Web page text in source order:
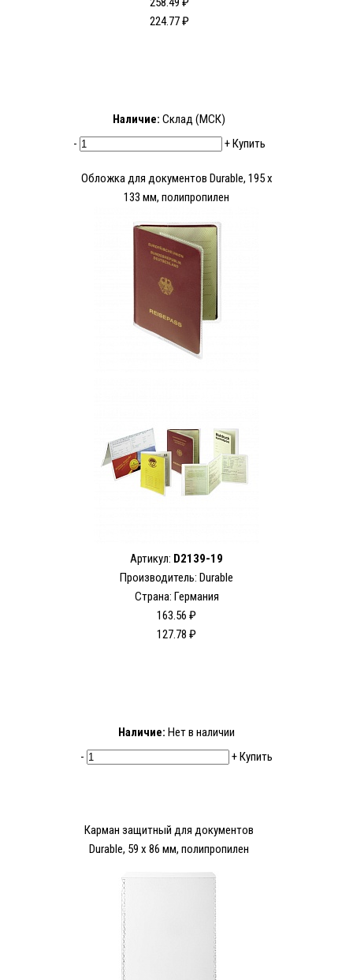
224.77 ₽
Наличие: Склад (МСК)
-
+Купить
Обложка для документов Durable, 195 x
133 мм, полипропилен
Артикул: D2139-19
Производитель: Durable
Страна: Германия
163.56 ₽
127.78 ₽
Наличие: Нет в наличии
-
+Купить
Карман защитный для документов
Durable, 59 x 86 мм, полипропилен